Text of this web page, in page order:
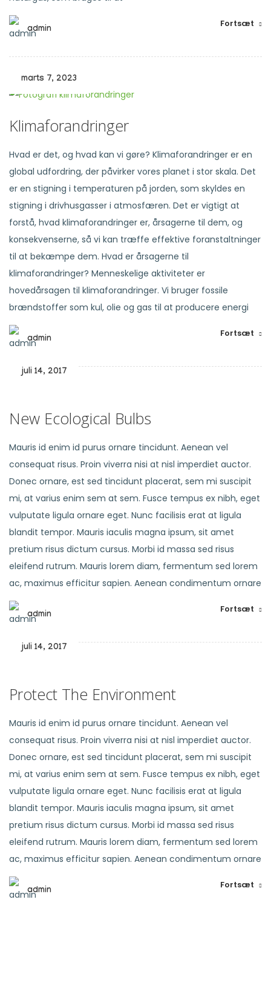
admin
Fortsæt
marts 7, 2023
Klimaforandringer
Hvad er det, og hvad kan vi gøre? Klimaforandringer er en
global udfordring, der påvirker vores planet i stor skala. Det
er en stigning i temperaturen på jorden, som skyldes en
stigning i drivhusgasser i atmosfæren. Det er vigtigt at
forstå, hvad klimaforandringer er, årsagerne til dem, og
konsekvenserne, så vi kan træffe effektive foranstaltninger
til at bekæmpe dem. Hvad er årsagerne til
klimaforandringer? Menneskelige aktiviteter er
hovedårsagen til klimaforandringer. Vi bruger fossile
brændstoffer som kul, olie og gas til at producere energi
admin
Fortsæt
juli 14, 2017
New Ecological Bulbs
Mauris id enim id purus ornare tincidunt. Aenean vel
consequat risus. Proin viverra nisi at nisl imperdiet auctor.
Donec ornare, est sed tincidunt placerat, sem mi suscipit
mi, at varius enim sem at sem. Fusce tempus ex nibh, eget
vulputate ligula ornare eget. Nunc facilisis erat at ligula
blandit tempor. Mauris iaculis magna ipsum, sit amet
pretium risus dictum cursus. Morbi id massa sed risus
eleifend rutrum. Mauris lorem diam, fermentum sed lorem
ac, maximus efficitur sapien. Aenean condimentum ornare
admin
Fortsæt
juli 14, 2017
Protect The Environment
Mauris id enim id purus ornare tincidunt. Aenean vel
consequat risus. Proin viverra nisi at nisl imperdiet auctor.
Donec ornare, est sed tincidunt placerat, sem mi suscipit
mi, at varius enim sem at sem. Fusce tempus ex nibh, eget
vulputate ligula ornare eget. Nunc facilisis erat at ligula
blandit tempor. Mauris iaculis magna ipsum, sit amet
pretium risus dictum cursus. Morbi id massa sed risus
eleifend rutrum. Mauris lorem diam, fermentum sed lorem
ac, maximus efficitur sapien. Aenean condimentum ornare
admin
Fortsæt